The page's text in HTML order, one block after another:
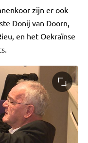
zijn er ook
Donij van Doorn,
en het Oekraïnse